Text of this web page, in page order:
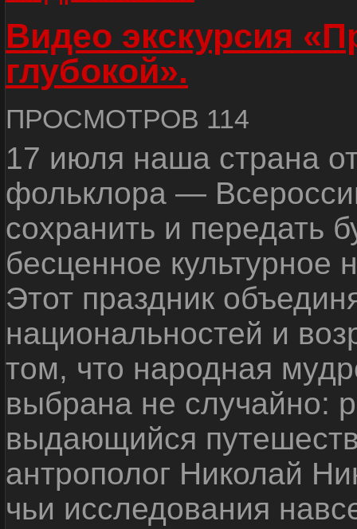
Видео экскурсия
глубокой».
ПРОСМОТРОВ 114
17 июля наша страна
фольклора —
сохранить и передать
бесценное культурное
Этот праздник
национальностей и
том, что народная
выбрана не случайно:
выдающийся
антрополог Николай
чьи исследования